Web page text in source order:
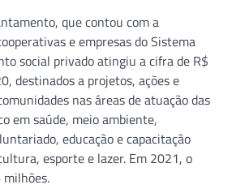
que contou com a
e empresas do Sistema
social privado atingiu a cifra de R$
destinados a projetos, ações e
nas áreas de atuação das
em saúde, meio ambiente,
educação e capacitação
esporte e lazer. Em 2021, o